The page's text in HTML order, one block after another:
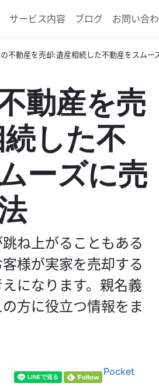
サービス内容 ブログ お問い合
不動産を売却:遺産相続した不動産をスムー
動産を売
した不
ーズに売
ね上がることもある
様が実家を売却する
になります。親名義
方に役立つ情報をま
Pocket